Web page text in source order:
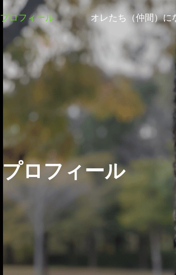
プロフィール オレたち（仲間）に
プロフィール